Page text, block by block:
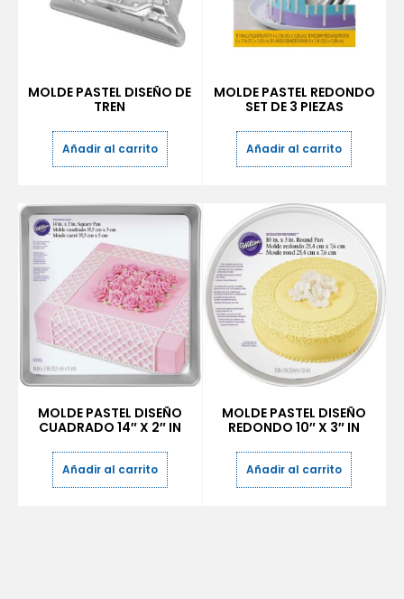
MOLDE PASTEL DISEÑO DE
TREN
Añadir al carrito
MOLDE PASTEL REDONDO
SET DE 3 PIEZAS
Añadir al carrito
MOLDE PASTEL DISEÑO
CUADRADO 14″ X 2″ IN
Añadir al carrito
MOLDE PASTEL DISEÑO
REDONDO 10″ X 3″ IN
Añadir al carrito